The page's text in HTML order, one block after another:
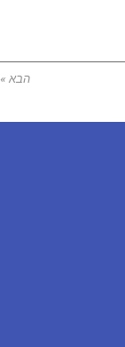
הבא »